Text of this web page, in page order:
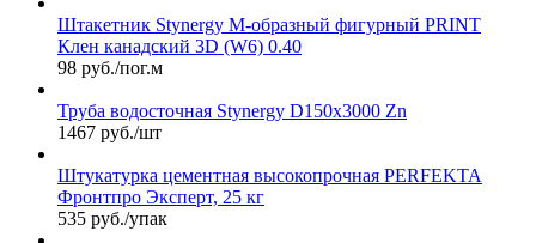
Штакетник Stynergy М-образный фигурный PRINT
Клен канадский 3D (W6) 0.40
98 руб./пог.м
Труба водосточная Stynergy D150х3000 Zn
1467 руб./шт
Штукатурка цементная высокопрочная PERFEKTA
Фронтпро Эксперт, 25 кг
535 руб./упак